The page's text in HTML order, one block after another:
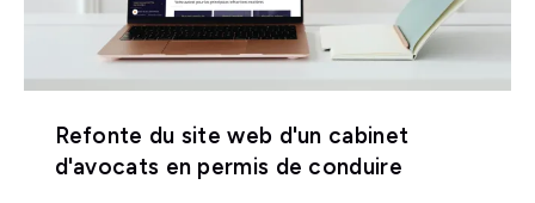
Refonte du site web d'un cabinet
d'avocats en permis de conduire